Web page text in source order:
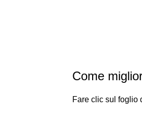
Come
Fare clic sul foglio